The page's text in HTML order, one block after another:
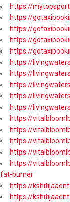
https://
https://
https://
https://
https://
https://
https://
https://
https://
https://
https://
https://
https://
https://
https://
fat-burner
https://
https://